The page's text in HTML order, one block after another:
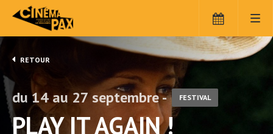
RETOUR
du 14 au 27 septembre - FESTIVAL
PLAY IT AGAIN !